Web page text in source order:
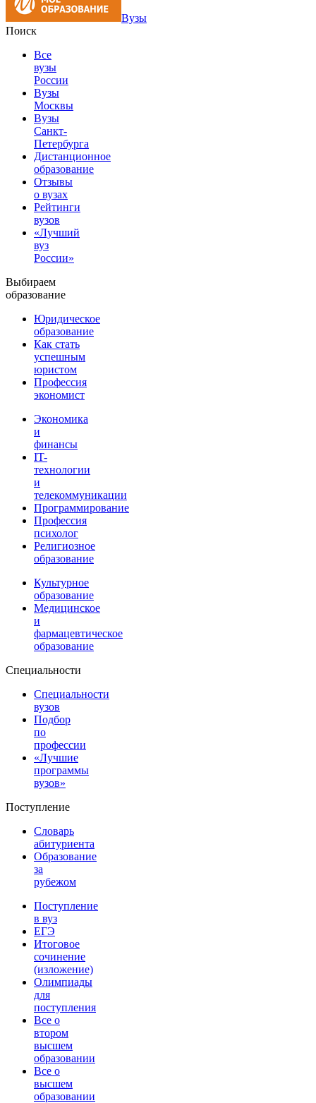
Вузы
Поиск
Все
вузы
России
Вузы
Москвы
Вузы
Санкт-
Петербурга
Дистанционное
образование
Отзывы
о вузах
Рейтинги
вузов
«Лучший
вуз
России»
Выбираем
образование
Юридическое
образование
Как стать
успешным
юристом
Профессия
экономист
Экономика
и
финансы
IT-
технологии
и
телекоммуникации
Программирование
Профессия
психолог
Религиозное
образование
Культурное
образование
Медицинское
и
фармацевтическое
образование
Специальности
Специальности
вузов
Подбор
по
профессии
«Лучшие
программы
вузов»
Поступление
Словарь
абитуриента
Образование
за
рубежом
Поступление
в вуз
ЕГЭ
Итоговое
сочинение
(изложение)
Олимпиады
для
поступления
Все о
втором
высшем
образовании
Все о
высшем
образовании